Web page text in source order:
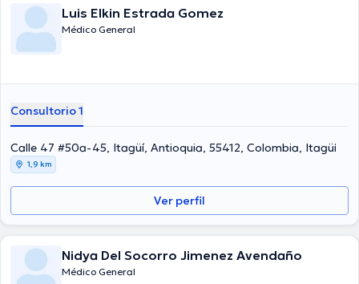
Luis Elkin Estrada Gomez
Médico General
Consultorio 1
Calle 47 #50a-45, Itagüí, Antioquia, 55412, Colombia, Itagüí
1,9 km
Ver perfil
Nidya Del Socorro Jimenez Avendaño
Médico General